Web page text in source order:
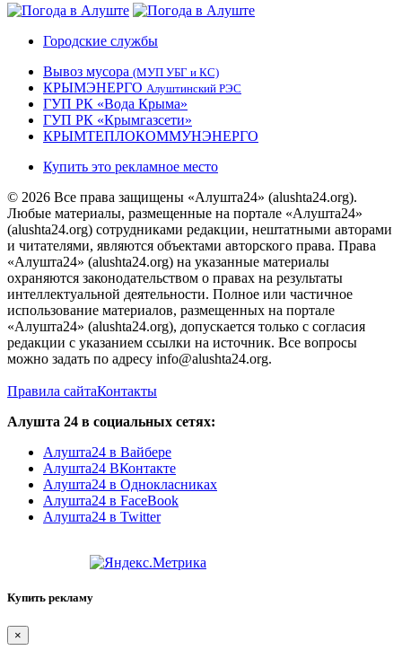
Городские службы
Вывоз мусора (МУП УБГ и КС)
КРЫМЭНЕРГО Алуштинский РЭС
ГУП РК «Вода Крыма»
ГУП РК «Крымгазсети»
КРЫМТЕПЛОКОММУНЭНЕРГО
Купить это рекламное место
© 2026 Все права защищены «Алушта24» (alushta24.org).
Любые материалы, размещенные на портале «Алушта24»
(alushta24.org) сотрудниками редакции, нештатными авторами
и читателями, являются объектами авторского права. Права
«Алушта24» (alushta24.org) на указанные материалы
охраняются законодательством о правах на результаты
интеллектуальной деятельности. Полное или частичное
использование материалов, размещенных на портале
«Алушта24» (alushta24.org), допускается только с согласия
редакции с указанием ссылки на источник. Все вопросы
можно задать по адресу info@alushta24.org.
Правила сайтаКонтакты
Алушта 24 в социальных сетях:
Алушта24 в Вайбере
Алушта24 ВКонтакте
Алушта24 в Однокласниках
Алушта24 в FaceBook
Алушта24 в Twitter
Купить рекламу
×